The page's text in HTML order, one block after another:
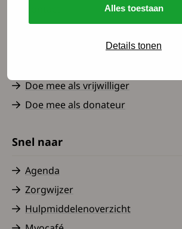
Alles toestaan
Details tonen
Over ons
Doe mee als vrijwilliger
Doe mee als donateur
Snel naar
Agenda
Zorgwijzer
Hulpmiddelenoverzicht